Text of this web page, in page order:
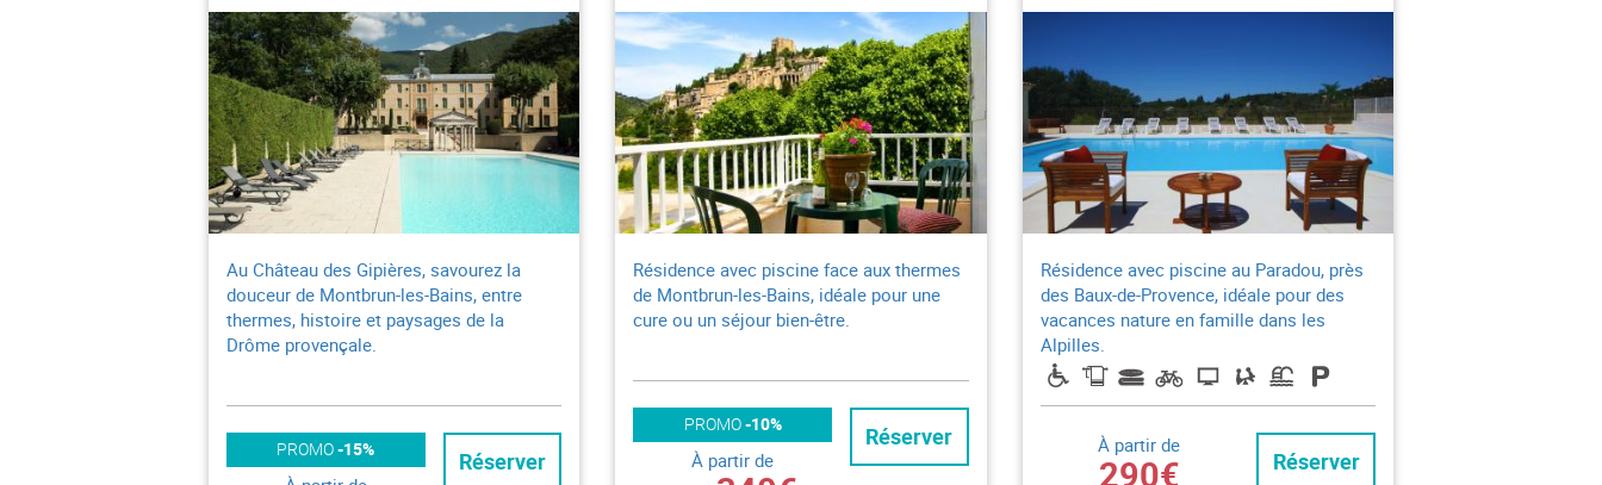
Au Château des Gipières, savourez la
douceur de Montbrun-les-Bains, entre
thermes, histoire et paysages de la
Drôme provençale.
PROMO-15% Réserver
Résidence avec piscine face aux thermes
de Montbrun-les-Bains, idéale pour une
cure ou un séjour bien-être.
PROMO-10%
À partir de
Réserver
Résidence avec piscine au Paradou, près
des Baux-de-Provence, idéale pour des
vacances nature en famille dans les
Alpilles.
À partir de
290€ Réserver